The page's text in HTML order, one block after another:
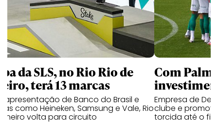
da SLS, no Rio Rio de
terá 13 marcas
apresentação de Banco do Brasil e
como Heineken, Samsung e Vale, Rio
volta para circuito
Com
Empresa de
clube e
torcida até o